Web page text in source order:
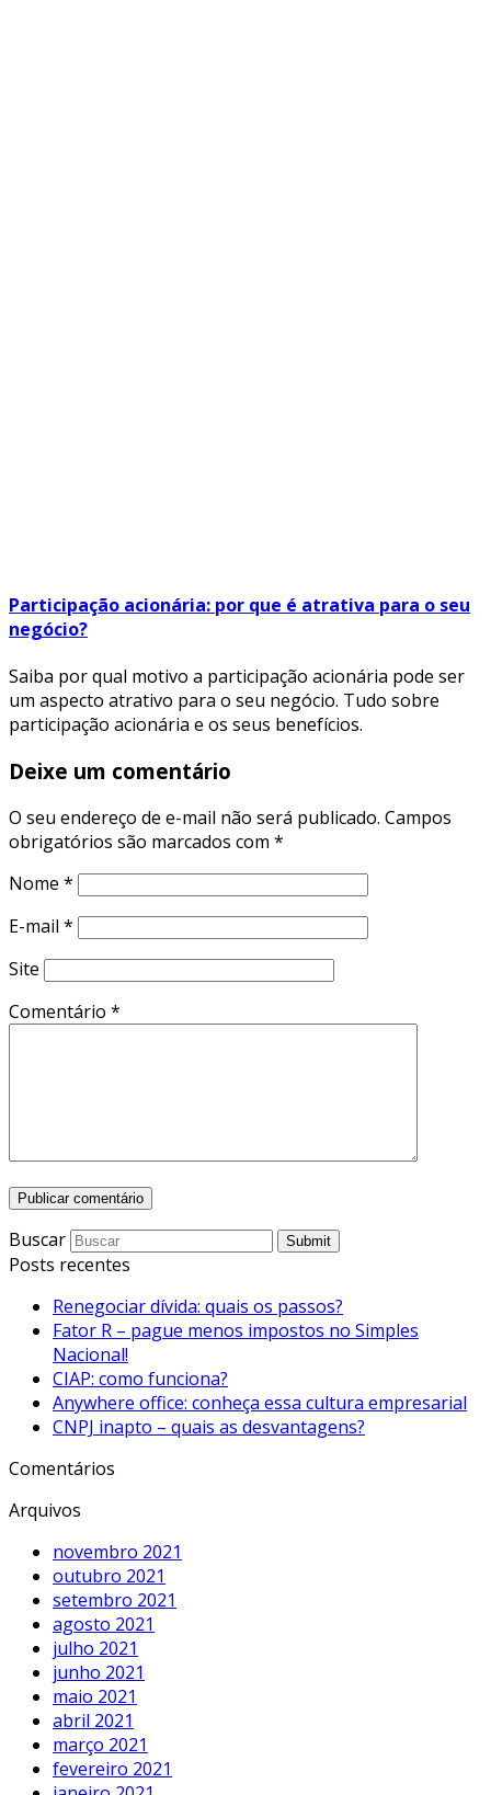
Participação acionária: por que é atrativa para o seu
negócio?
Saiba por qual motivo a participação acionária pode ser
um aspecto atrativo para o seu negócio. Tudo sobre
participação acionária e os seus benefícios.
Deixe um comentário
O seu endereço de e-mail não será publicado. Campos
obrigatórios são marcados com *
Nome *
E-mail *
Site
Comentário *
Buscar Submit
Posts recentes
Renegociar dívida: quais os passos?
Fator R – pague menos impostos no Simples
Nacional!
CIAP: como funciona?
Anywhere office: conheça essa cultura empresarial
CNPJ inapto – quais as desvantagens?
Comentários
Arquivos
novembro 2021
outubro 2021
setembro 2021
agosto 2021
julho 2021
junho 2021
maio 2021
abril 2021
março 2021
fevereiro 2021